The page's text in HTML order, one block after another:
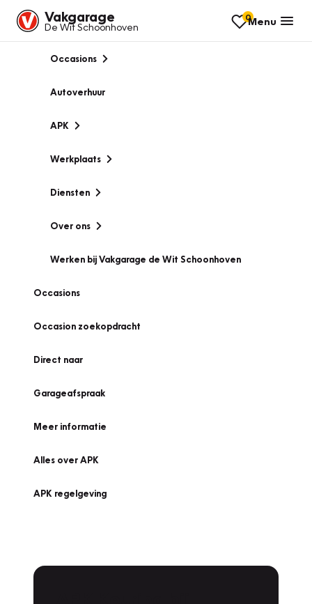
Vakgarage
De Wit Schoonhoven
0Menu
Occasions
Autoverhuur
APK
Werkplaats
Diensten
Over ons
Werken bij Vakgarage de Wit Schoonhoven
Occasions
Occasion zoekopdracht
Direct naar
Garageafspraak
Meer informatie
Alles over APK
APK regelgeving